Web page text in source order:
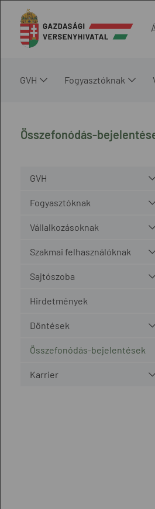
GVH Fogyasztóknak
Összefonódás-
GVH
Fogyasztóknak
Vállalkozásoknak
Szakmai felhasználóknak
Sajtószoba
Hirdetmények
Döntések
Összefonódás-bejelentések
Karrier